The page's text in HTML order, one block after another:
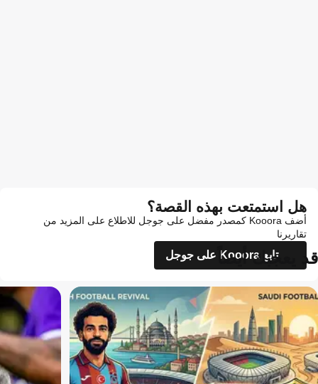
هل استمتعت بهذه القصة؟
أضف Kooora كمصدر مفضل على جوجل للاطلاع على المزيد من
تقاريرنا
تابع Kooora على جوجل
قد يعجبك أيضاً